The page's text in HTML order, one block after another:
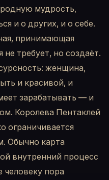
мудрость,
и о других, и о себе.
принимающая
не требует, но создаёт.
женщина,
и красивой, и
зарабатывать — и
Королева Пентаклей
ограничивается
Обычно карта
внутренний процесс
человеку пора